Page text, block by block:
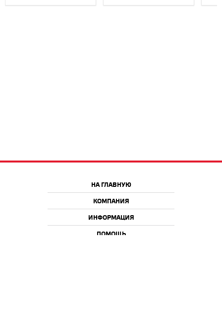
НА ГЛАВНУЮ
КОМПАНИЯ
ИНФОРМАЦИЯ
ПОМОЩЬ